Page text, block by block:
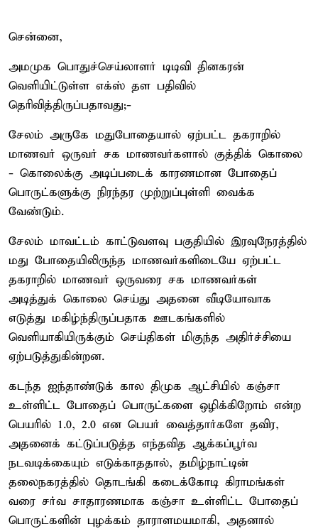
சென்னை,
அமமுக பொதுச்செய்லாளர் டிடிவி தினகரன்
வெளியிட்டுள்ள எக்ஸ் தள பதிவில்
தெரிவித்திருப்பதாவது;-
சேலம் அருகே மதுபோதையால் ஏற்பட்ட தகராறில்
மாணவர் ஒருவர் சக மாணவர்களால் குத்திக் கொலை
- கொலைக்கு அடிப்படைக் காரணமான போதைப்
பொருட்களுக்கு நிரந்தர முற்றுப்புள்ளி வைக்க
வேண்டும்.
சேலம் மாவட்டம் காட்டுவளவு பகுதியில் இரவுநேரத்தில்
மது போதையிலிருந்த மாணவர்களிடையே ஏற்பட்ட
தகராறில் மாணவர் ஒருவரை சக மாணவர்கள்
அடித்துக் கொலை செய்து அதனை வீடியோவாக
எடுத்து மகிழ்ந்திருப்பதாக ஊடகங்களில்
வெளியாகியிருக்கும் செய்திகள் மிகுந்த அதிர்ச்சியை
ஏற்படுத்துகின்றன.
கடந்த ஐந்தாண்டுக் கால திமுக ஆட்சியில் கஞ்சா
உள்ளிட்ட போதைப் பொருட்களை ஒழிக்கிறோம் என்ற
பெயரில் 1.0, 2.0 என பெயர் வைத்தார்களே தவிர,
அதனைக் கட்டுப்படுத்த எந்தவித ஆக்கப்பூர்வ
நடவடிக்கையும் எடுக்காததால், தமிழ்நாட்டின்
தலைநகரத்தில் தொடங்கி கடைக்கோடி கிராமங்கள்
வரை சர்வ சாதாரணமாக கஞ்சா உள்ளிட்ட போதைப்
பொருட்களின் புழக்கம் தாராளமயமாகி, அதனால்